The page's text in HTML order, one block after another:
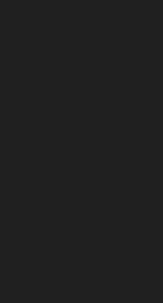
NIKŠIĆ: